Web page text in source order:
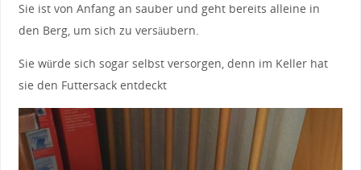
Sie ist von Anfang an sauber und geht bereits alleine in
den Berg, um sich zu versäubern.
Sie würde sich sogar selbst versorgen, denn im Keller hat
sie den Futtersack entdeckt